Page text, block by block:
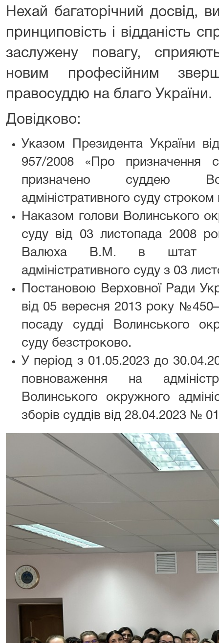
Нехай багаторічний досвід,
принциповість і відданість
заслужену повагу,
новим професійним
правосуддю на благо України.
Довідково:
Указом Президента України
957/2008 «Про призначення
призначено суддею
адміністративного суду строком
Наказом голови Волинського
суду від 03 листопада 2008
Валюха В.М. в штат
адміністративного суду з 03
Постановою Верховної Ради
від 05 вересня 2013 року
посаду судді Волинського
суду безстроково.
У період з 01.05.2023 до
повноваження на
Волинського окружного
зборів суддів від 28.04.2023 №